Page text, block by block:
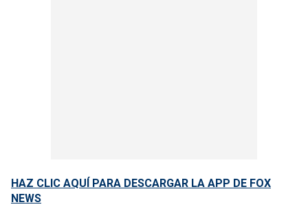
HAZ CLIC AQUÍ PARA DESCARGAR LA APP DE FOX
NEWS